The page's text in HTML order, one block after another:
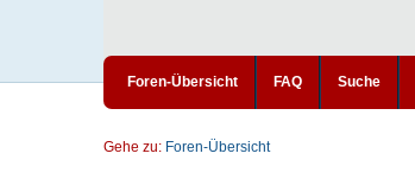
Foren-Übersicht FAQ Suche
Gehe zu: Foren-Übersicht